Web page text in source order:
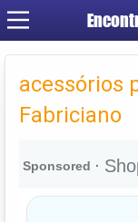
acessórios
Fabriciano